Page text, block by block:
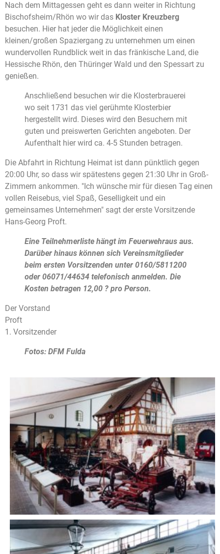
Nach dem Mittagessen geht es dann weiter in Richtung
Bischofsheim/Rhön wo wir das Kloster Kreuzberg
besuchen. Hier hat jeder die Möglichkeit einen
kleinen/großen Spaziergang zu unternehmen um einen
wundervollen Rundblick weit in das fränkische Land, die
Hessische Rhön, den Thüringer Wald und den Spessart zu
genießen.
Anschließend besuchen wir die Klosterbrauerei
wo seit 1731 das viel gerühmte Klosterbier
hergestellt wird. Dieses wird den Besuchern mit
guten und preiswerten Gerichten angeboten. Der
Aufenthalt hier wird ca. 4-5 Stunden betragen.
Die Abfahrt in Richtung Heimat ist dann pünktlich gegen
20:00 Uhr, so dass wir spätestens gegen 21:30 Uhr in Groß-
Zimmern ankommen. "Ich wünsche mir für diesen Tag einen
vollen Reisebus, viel Spaß, Geselligkeit und ein
gemeinsames Unternehmen" sagt der erste Vorsitzende
Hans-Georg Proft.
Eine Teilnehmerliste hängt im Feuerwehraus aus.
Darüber hinaus können sich Vereinsmitglieder
beim ersten Vorsitzenden unter 0160/5811200
oder 06071/44634 telefonisch anmelden. Die
Kosten betragen 12,00 ? pro Person.
Der Vorstand
Proft
1. Vorsitzender
Fotos: DFM Fulda